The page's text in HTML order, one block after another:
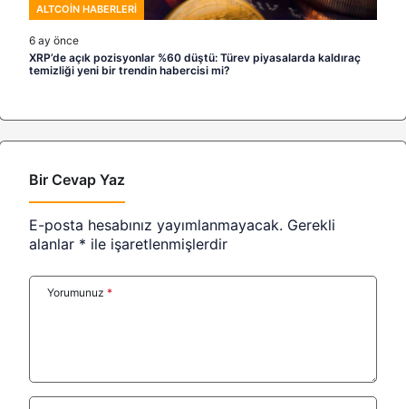
ALTCOIN HABERLERI
6 ay önce
XRP’de açık pozisyonlar %60 düştü: Türev piyasalarda kaldıraç
temizliği yeni bir trendin habercisi mi?
Bir Cevap Yaz
E-posta hesabınız yayımlanmayacak. Gerekli
alanlar * ile işaretlenmişlerdir
Yorumunuz *